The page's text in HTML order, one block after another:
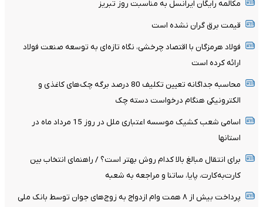
مکالمه رایگان ایرانسل به مناسبت روز تبریز
قیمت برق گران نشده است
فولاد هرمزگان با اقتصاد چرخشی، نگاه تازه‌ای به توسعه صنعت فولاد
ارائه کرده است
محاسبه جداگانه تعیین تکلیف 80 درصد برگه چک‌های کاغذی و
الکترونیکی هنگام درخواست دسته چک
اسامی شعب کشیک موسسه اعتباری ملل در روز 15 مرداد ماه در
استانها
برای انتقال مبالغ بالا کدام روش بهتر است؟ / راهنمای انتخاب بین
کارت‌به‌کارت، پایا، ساتنا و مراجعه به شعبه
پرداخت بیش از ۸ همت وام ازدواج به زوج‌های جوان توسط بانک ملی